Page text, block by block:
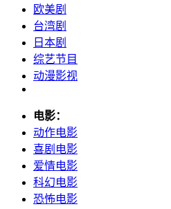
欧美剧
台湾剧
日本剧
综艺节目
动漫影视
电影：
动作电影
喜剧电影
爱情电影
科幻电影
恐怖电影